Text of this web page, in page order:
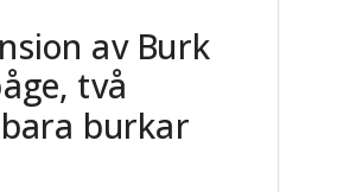
av Burk
två
burkar